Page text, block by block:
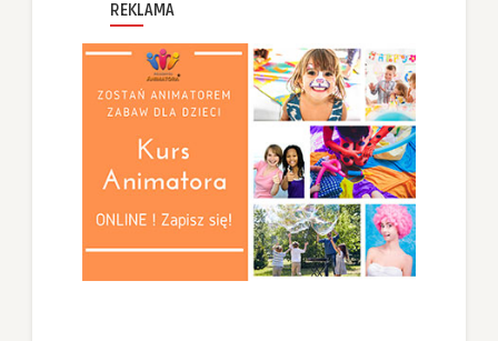
REKLAMA